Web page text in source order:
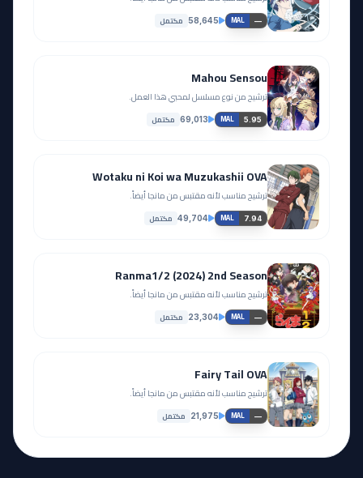
MAL —
58,645 مكتمل
Mahou Sensou
ترشيح من نوع مسلسل لمحبي هذا العمل.
MAL 5.95
69,013 مكتمل
Wotaku ni Koi wa Muzukashii OVA
ترشيح مناسب لأنه مقتبس من مانجا أيضاً.
MAL 7.94
49,704 مكتمل
Ranma1/2 (2024) 2nd Season
ترشيح مناسب لأنه مقتبس من مانجا أيضاً.
MAL —
23,304 مكتمل
Fairy Tail OVA
ترشيح مناسب لأنه مقتبس من مانجا أيضاً.
MAL —
21,975 مكتمل